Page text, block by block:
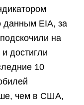
данным EIA, за
на
достигли
10
чем в США,